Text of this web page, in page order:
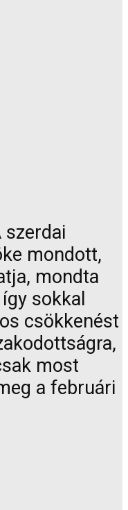
szerdai
mondott,
mondta
sokkal
csökkenést
most
a februári